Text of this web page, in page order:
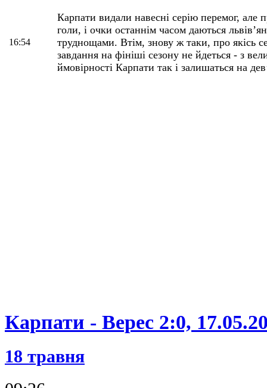
16:54
Карпати видали навесні серію перемог, але
голи, і очки останнім часом даються
труднощами. Втім, знову ж таки, про якісь
завдання на фініші сезону не йдеться - з
ймовірності Карпати так і залишаться на
Карпати - Верес 2:0,
18 травня